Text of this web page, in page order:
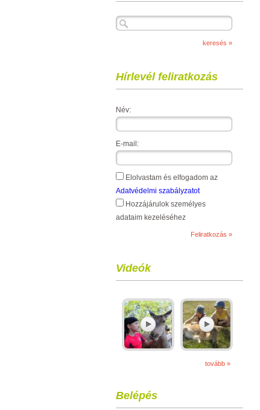
Hírlevél feliratkozás
Név:
E-mail:
Elolvastam és elfogadom az
Adatvédelmi szabályzatot
Hozzájárulok személyes
adataim kezeléséhez
Videók
tovább »
Belépés